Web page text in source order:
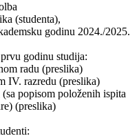
(studenta),
godinu 2024./2025.
godinu studija:
radu (preslika)
IV. razredu (preslika)
popisom položenih ispita
(preslika)